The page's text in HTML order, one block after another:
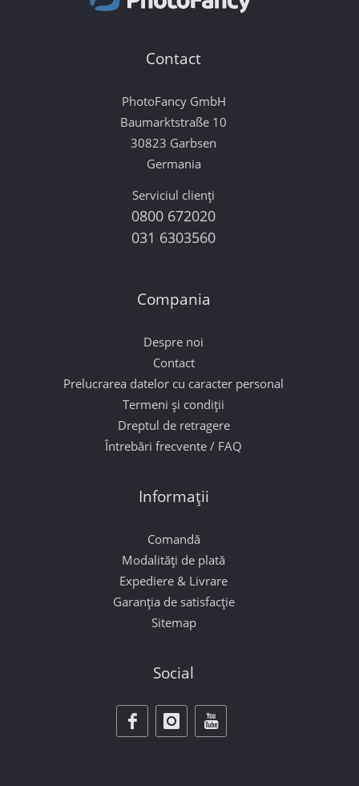
Contact
PhotoFancy GmbH
Baumarktstraße 10
30823 Garbsen
Germania
Serviciul clienți
0800 672020
031 6303560
Compania
Despre noi
Contact
Prelucrarea datelor cu caracter personal
Termeni și condiții
Dreptul de retragere
Întrebări frecvente / FAQ
Informații
Comandă
Modalități de plată
Expediere & Livrare
Garanția de satisfacție
Sitemap
Social